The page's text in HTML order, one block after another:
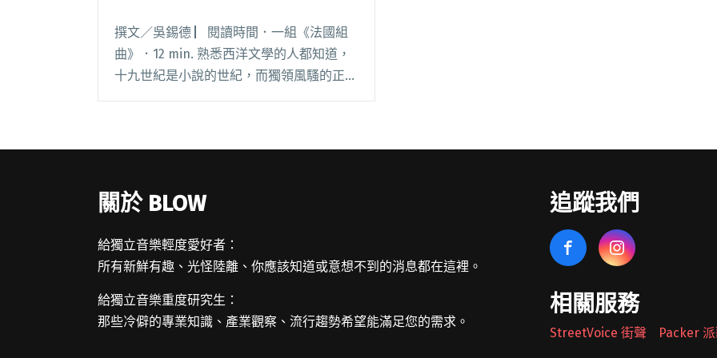
撰文／吳錫德 ▏閱讀時間．一組《法國組
曲》．12 min. 熟悉西洋文學的人都知道，
十九世紀是小說的世紀，而獨領風騷的正是
法國小說。繼大氣磅礡的詩句後，雨果膾炙
關於 BLOW
給獨立音樂輕度愛好者：
所有新鮮有趣、光怪陸離、你應該知道或意想不到的消息都在這裡。
給獨立音樂重度研究生：
那些冷僻的專業知識、產業觀察、流行趨勢希望能滿足您的需求。
追蹤我們
相關服務
StreetVoice 街聲 Packer